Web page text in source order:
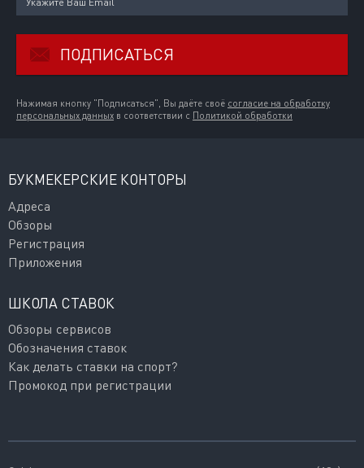
ПОДПИСАТЬСЯ
Нажимая кнопку "Подписаться", Вы даёте своё согласие на обработку
персональных данных в соответствии с Политикой обработки
БУКМЕКЕРСКИЕ КОНТОРЫ
Адреса
Обзоры
Регистрация
Приложения
ШКОЛА СТАВОК
Обзоры сервисов
Обозначения ставок
Как делать ставки на спорт?
Промокод при регистрации